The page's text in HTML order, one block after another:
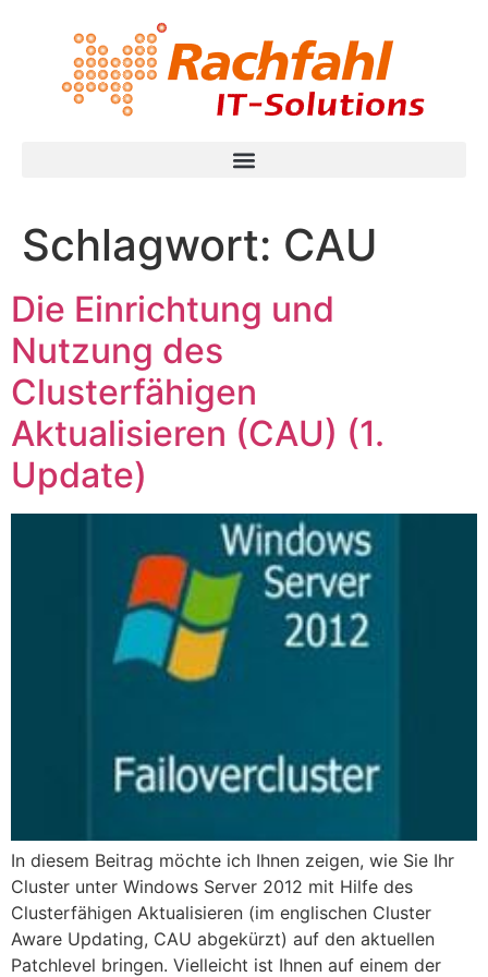
Schlagwort: CAU
Die Einrichtung und
Nutzung des
Clusterfähigen
Aktualisieren (CAU) (1.
Update)
In diesem Beitrag möchte ich Ihnen zeigen, wie Sie Ihr
Cluster unter Windows Server 2012 mit Hilfe des
Clusterfähigen Aktualisieren (im englischen Cluster
Aware Updating, CAU abgekürzt) auf den aktuellen
Patchlevel bringen. Vielleicht ist Ihnen auf einem der